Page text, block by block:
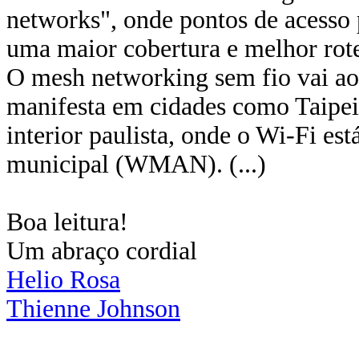
networks", onde pontos de
uma maior cobertura e melhor
O mesh networking sem fio vai
manifesta em cidades como
interior paulista, onde o Wi-Fi
municipal (WMAN). (...)
Boa leitura!
Um abraço cordial
Helio Rosa
Thienne Johnson